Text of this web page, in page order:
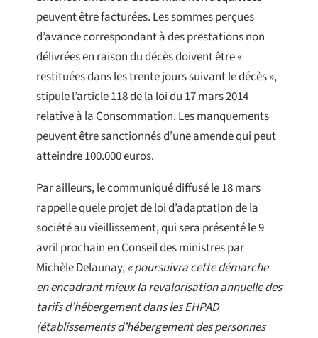
peuvent être facturées. Les sommes perçues
d’avance correspondant à des prestations non
délivrées en raison du décès doivent être «
restituées dans les trente jours suivant le décès »,
stipule l’article 118 de la loi du 17 mars 2014
relative à la Consommation. Les manquements
peuvent être sanctionnés d’une amende qui peut
atteindre 100.000 euros.
Par ailleurs, le communiqué diffusé le 18 mars
rappelle quele projet de loi d’adaptation de la
société au vieillissement, qui sera présenté le 9
avril prochain en Conseil des ministres par
Michèle Delaunay,« poursuivra cette démarche
en encadrant mieux la revalorisation annuelle des
tarifs d’hébergement dans les EHPAD
(établissements d’hébergement des personnes